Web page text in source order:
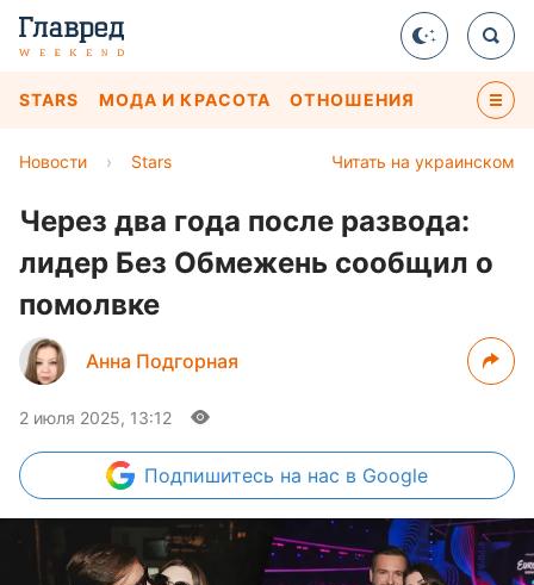
STARS МОДА И КРАСОТА ОТНОШЕНИЯ
Читать на украинском
Новости › Stars
Через два года после развода:
лидер Без Обмежень сообщил о
помолвке
Анна Подгорная
2 июля 2025, 13:12
Подпишитесь на нас в Google